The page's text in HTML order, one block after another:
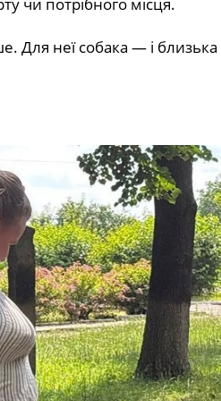
неї собака — і близька